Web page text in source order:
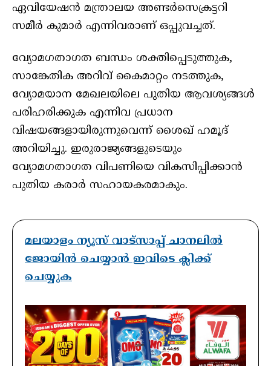
ഏവിയേഷൻ മന്ത്രാലയ അണ്ടർസെക്രട്ടറി
സമീർ കുമാർ എന്നിവരാണ് ഒപ്പുവച്ചത്.
വ്യോമഗതാഗത ബന്ധം ശക്തിപ്പെടുത്തുക,
സാങ്കേതിക അറിവ് കൈമാറ്റം നടത്തുക,
വ്യോമയാന മേഖലയിലെ പുതിയ ആവശ്യങ്ങൾ
പരിഹരിക്കുക എന്നിവ പ്രധാന
വിഷയങ്ങളായിരുന്നുവെന്ന് ശൈഖ് ഹമൂദ്
അറിയിച്ചു. ഇരുരാജ്യങ്ങളുടെയും
വ്യോമഗതാഗത വിപണിയെ വികസിപ്പിക്കാൻ
പുതിയ കരാർ സഹായകരമാകും.
മലയാളം ന്യൂസ് വാട്സാപ്പ് ചാനലിൽ
ജോയിൻ ചെയ്യാൻ ഇവിടെ ക്ലിക്ക്
ചെയ്യുക